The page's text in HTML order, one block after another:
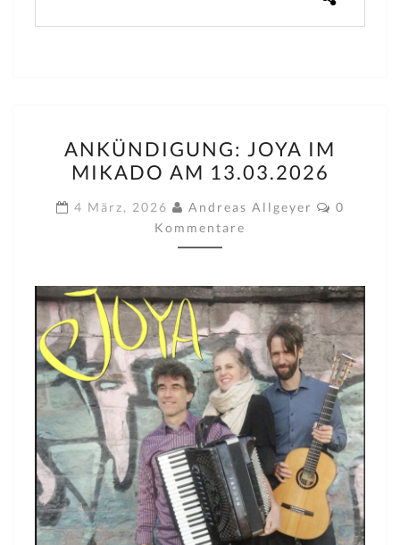
JOYA
IM
MIKADO
AM
13.03.2026
ANKÜNDIGUNG: JOYA IM
MIKADO AM 13.03.2026
4 März, 2026 Andreas Allgeyer
0
Kommentare